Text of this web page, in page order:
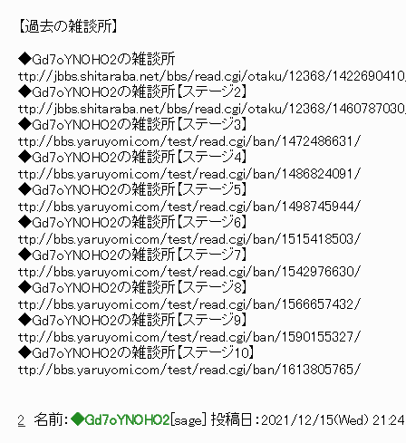
【過去の雑談所】
◆Gd7oYNOHO2の雑談所
ttp://jbbs.shitaraba.net/bbs/read.cgi/otaku/12368/
◆Gd7oYNOHO2の雑談所【ステージ2】
ttp://jbbs.shitaraba.net/bbs/read.cgi/otaku/12368/
◆Gd7oYNOHO2の雑談所【ステージ3】
ttp://bbs.yaruyomi.com/test/read.cgi/ban/1472486631/
◆Gd7oYNOHO2の雑談所【ステージ4】
ttp://bbs.yaruyomi.com/test/read.cgi/ban/1486824091/
◆Gd7oYNOHO2の雑談所【ステージ5】
ttp://bbs.yaruyomi.com/test/read.cgi/ban/1498745944/
◆Gd7oYNOHO2の雑談所【ステージ6】
ttp://bbs.yaruyomi.com/test/read.cgi/ban/1515418503/
◆Gd7oYNOHO2の雑談所【ステージ7】
ttp://bbs.yaruyomi.com/test/read.cgi/ban/1542976630/
◆Gd7oYNOHO2の雑談所【ステージ8】
ttp://bbs.yaruyomi.com/test/read.cgi/ban/1566657432/
◆Gd7oYNOHO2の雑談所【ステージ9】
ttp://bbs.yaruyomi.com/test/read.cgi/ban/1590155327/
◆Gd7oYNOHO2の雑談所【ステージ10】
ttp://bbs.yaruyomi.com/test/read.cgi/ban/1613805765/
2 名前： ◆Gd7oYNOHO2 sage ] 投稿日： 2021/12/15(Wed)